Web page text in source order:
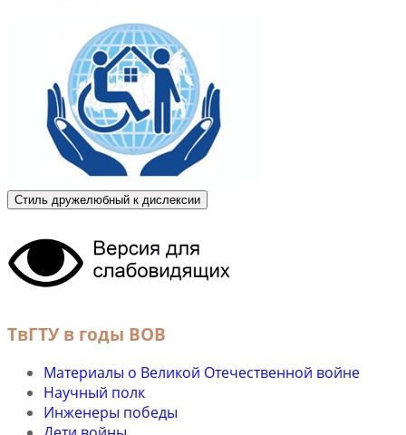
Стиль дружелюбный к дислексии
ТвГТУ в годы ВОВ
Материалы о Великой Отечественной войне
Научный полк
Инженеры победы